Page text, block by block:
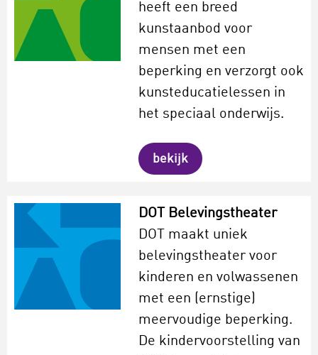
heeft een breed
kunstaanbod voor
mensen met een
beperking en verzorgt ook
kunsteducatielessen in
het speciaal onderwijs.
bekijk
DOT Belevingstheater
DOT maakt uniek
belevingstheater voor
kinderen en volwassenen
met een (ernstige)
meervoudige beperking.
De kindervoorstelling van